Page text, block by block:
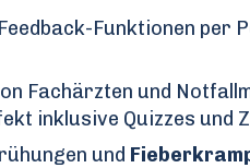
Funktionen per
Fachärzten und
inklusive Quizzes und
und